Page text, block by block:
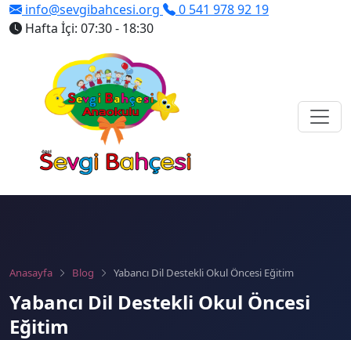
info@sevgibahcesi.org
0 541 978 92 19
Hafta İçi: 07:30 - 18:30
Anasayfa Blog Yabancı Dil Destekli Okul Öncesi Eğitim
Yabancı Dil Destekli Okul Öncesi
Eğitim